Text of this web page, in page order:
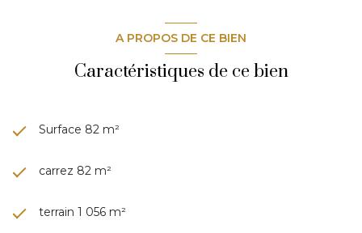
A PROPOS DE CE BIEN
Caractéristiques de ce bien
Surface 82 m²
carrez 82 m²
terrain 1 056 m²